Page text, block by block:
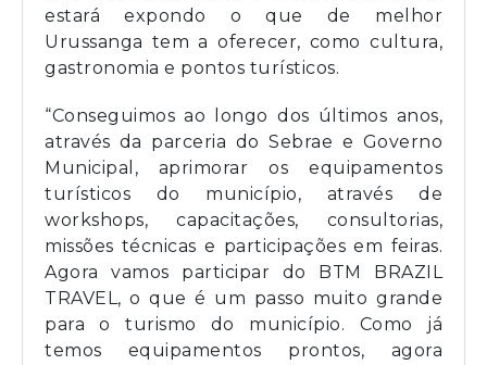
estará expondo o que de melhor
Urussanga tem a oferecer, como cultura,
gastronomia e pontos turísticos.
“Conseguimos ao longo dos últimos anos,
através da parceria do Sebrae e Governo
Municipal, aprimorar os equipamentos
turísticos do município, através de
workshops, capacitações, consultorias,
missões técnicas e participações em feiras.
Agora vamos participar do BTM BRAZIL
TRAVEL, o que é um passo muito grande
para o turismo do município. Como já
temos equipamentos prontos, agora